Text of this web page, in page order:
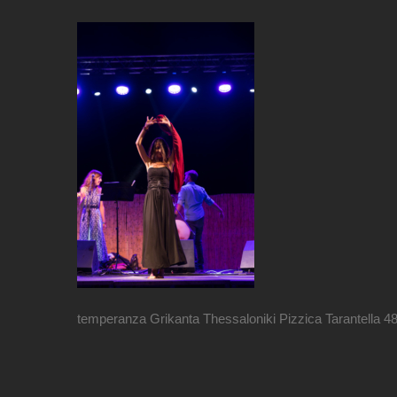
temperanza Grikanta Thessaloniki Pizzica Tarantella 48